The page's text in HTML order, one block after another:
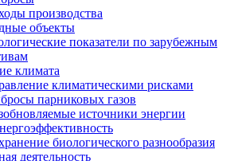
производства
объекты
показатели по зарубежным
климата
климатическими рисками
парниковых газов
источники энергии
биологического разнообразия
деятельность